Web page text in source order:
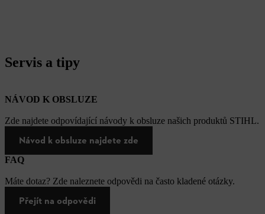
Servis a tipy
NÁVOD K OBSLUZE
Zde najdete odpovídající návody k obsluze našich produktů STIHL.
Návod k obsluze najdete zde
FAQ
Máte dotaz? Zde naleznete odpovědi na často kladené otázky.
Přejít na odpovědi